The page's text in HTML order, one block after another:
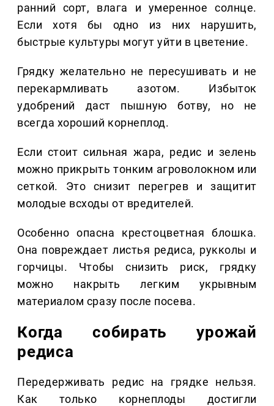
ранний сорт, влага и умеренное солнце.
Если хотя бы одно из них нарушить,
быстрые культуры могут уйти в цветение.
Грядку желательно не пересушивать и не
перекармливать азотом. Избыток
удобрений даст пышную ботву, но не
всегда хороший корнеплод.
Если стоит сильная жара, редис и зелень
можно прикрыть тонким агроволокном или
сеткой. Это снизит перегрев и защитит
молодые всходы от вредителей.
Особенно опасна крестоцветная блошка.
Она повреждает листья редиса, рукколы и
горчицы. Чтобы снизить риск, грядку
можно накрыть легким укрывным
материалом сразу после посева.
Когда собирать урожай
редиса
Передерживать редис на грядке нельзя.
Как только корнеплоды достигли